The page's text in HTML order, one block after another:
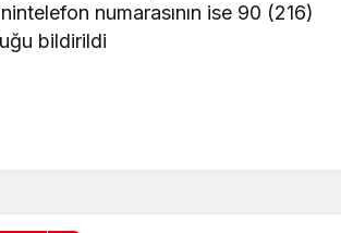
numarasının ise 90 (216)
bildirildi